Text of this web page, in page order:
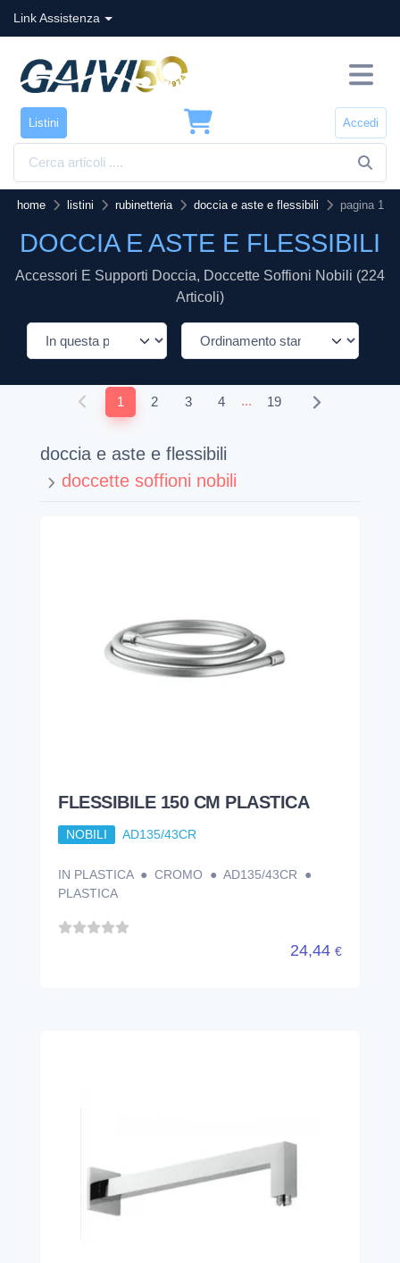
Link Assistenza
Listini Accedi
home listini rubinetteria doccia e aste e flessibili pagina 1
DOCCIA E ASTE E FLESSIBILI
Accessori E Supporti Doccia, Doccette Soffioni Nobili (224
Articoli)
1 2 3 4 ... 19
doccia e aste e flessibili
doccette soffioni nobili
FLESSIBILE 150 CM PLASTICA
NOBILI AD135/43CR
IN PLASTICA ● CROMO ● AD135/43CR ●
PLASTICA
24,44 €